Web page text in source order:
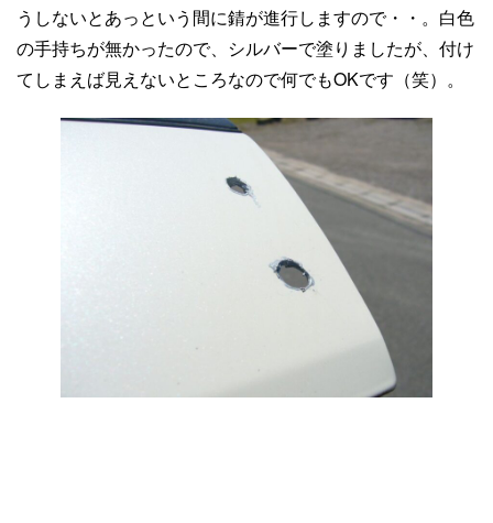
うしないとあっという間に錆が進行しますので・・。白色
の手持ちが無かったので、シルバーで塗りましたが、付け
てしまえば見えないところなので何でもOKです（笑）。